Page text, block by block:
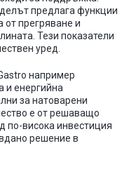
предлага функции
от прегряване и
Тези показатели
уред.
например
и енергийна
за натоварени
е от решаващо
по-висока инвестиция
решение в